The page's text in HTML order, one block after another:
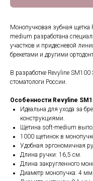
Монопучковая зубная щетка
medium разработана
участков и придесневой
брекетами и другими
В разработке Revyline
стоматологи России.
Особенности Revyline
Идеальна для ухода за
конструкциями.
Щетина soft-medium
1000 щетинок в
Удобная эргономичная
Длина ручки: 16,5 см.
Длина закругленного
Диаметр монопучка: 4 мм.